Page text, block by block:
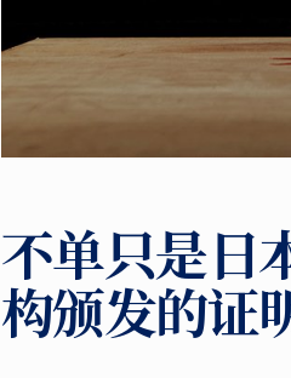
不单只是日
构颁发的证